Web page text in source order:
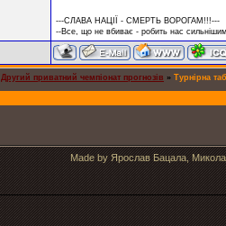
---СЛАВА НАЦІЇ - СМЕРТЬ ВОРОГАМ!!!---
--Все, що не вбиває - робить нас
Другий приватний чемпіонат прогнозів » Турнірна
Made by Ярослав Бацала,